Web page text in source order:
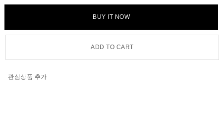
BUY IT NOW
ADD TO CART
관심상품 추가